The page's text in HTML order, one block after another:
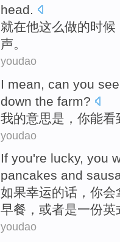
head.
就在他这么做的时候
声。
youdao
I mean can you see
down the farm?
我的意思是 ， 你能看
youdao
If you're lucky, you
pancakes and
如果幸运的话， 你会
早餐 ， 或者是一份英
youdao